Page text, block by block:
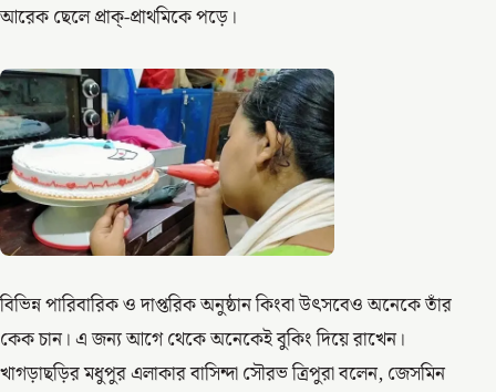
আরেক ছেলে প্রাক্‌-প্রাথমিকে পড়ে।
বিভিন্ন পারিবারিক ও দাপ্তরিক অনুষ্ঠান কিংবা উৎসবেও অনেকে তাঁর
কেক চান। এ জন্য আগে থেকে অনেকেই বুকিং দিয়ে রাখেন।
খাগড়াছড়ির মধুপুর এলাকার বাসিন্দা সৌরভ ত্রিপুরা বলেন, জেসমিন